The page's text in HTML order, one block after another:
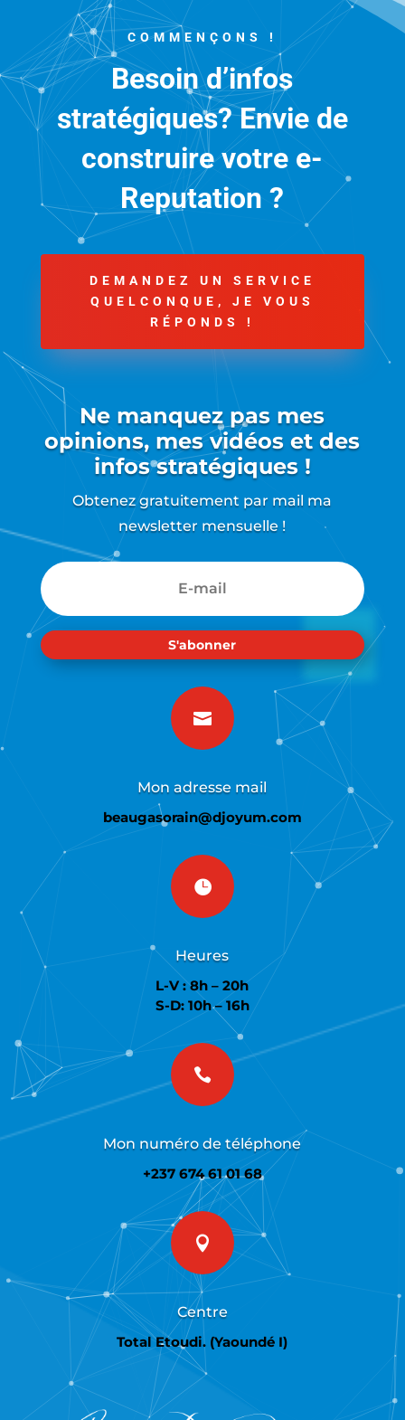
COMMENÇONS !
Besoin d’infos
stratégiques? Envie de
construire votre e-
Reputation ?
DEMANDEZ UN SERVICE
QUELCONQUE, JE VOUS
RÉPONDS !
Ne manquez pas mes
opinions, mes vidéos et des
infos stratégiques !
Obtenez gratuitement par mail ma
newsletter mensuelle !
S'abonner

Mon adresse mail
beaugasorain@djoyum.com

Heures
L-V : 8h – 20h
S-D: 10h – 16h

Mon numéro de téléphone
+237 674 61 01 68

Centre
Total Etoudi. (Yaoundé I)